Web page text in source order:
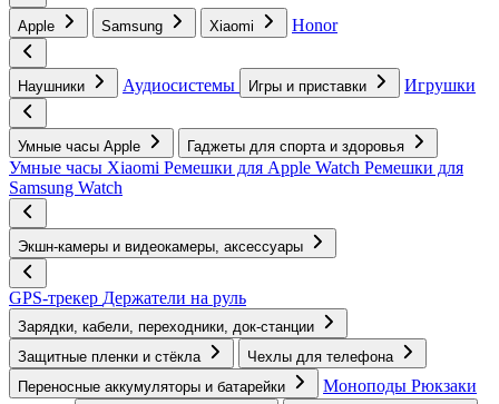
Apple Samsung Xiaomi Honor
Наушники Аудиосистемы Игры и приставки Игрушки
Умные часы Apple Гаджеты для спорта и здоровья
Умные часы Xiaomi Ремешки для Apple Watch Ремешки для
Samsung Watch
Экшн-камеры и видеокамеры, аксессуары
GPS-трекер Держатели на руль
Зарядки, кабели, переходники, док-станции
Защитные пленки и стёкла
Чехлы для телефона
Переносные аккумуляторы и батарейки
Моноподы Рюкзаки